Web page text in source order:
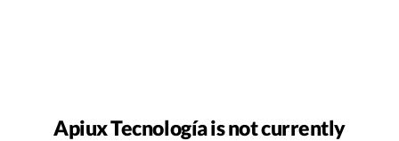
Apiux Tecnología is not currently